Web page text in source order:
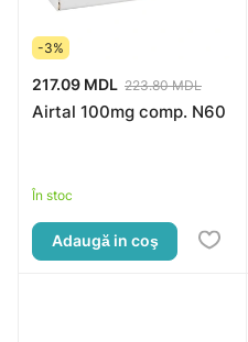
-3%
217.09 MDL 223.80 MDL
Airtal 100mg comp. N60
În stoc
Adaugă in coş